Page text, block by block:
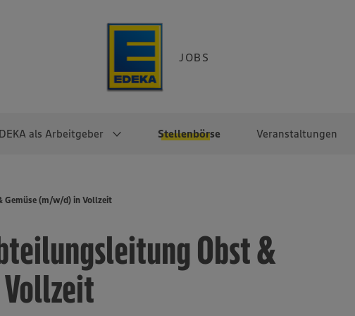
JOBS
als Arbeitgeber Stellenbörse Veranstaltungen
Direkteinstieg
Noch Fragen?
Selbstständig mit EDEKA
Überblick
EDEKA Fruchtkontor
EDEKA Foodservice
EDEKA-
Gemüse (m/w/d) in Vollzeit
Obst &